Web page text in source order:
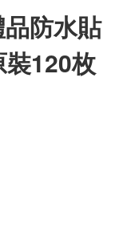
防水貼
120枚